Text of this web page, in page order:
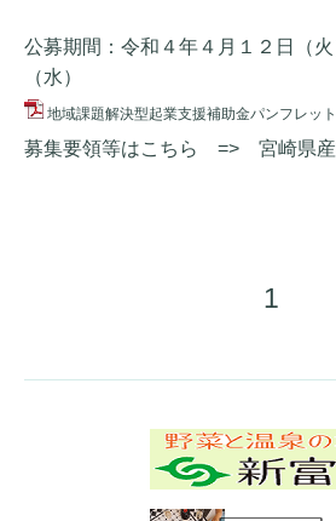
公募期間：令和４年４月１２日（
（水）
地域課題解決型起業支援補助金パンフレッ
募集要領等はこちら => 宮崎県
1